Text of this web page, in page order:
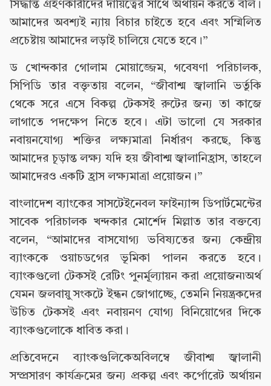
সিদ্ধান্ত গ্রহণকারীদের দায়িত্বের সাথে অর্থায়ন করতে বলি।
আমাদের অবশ্যই ন্যায় বিচার চাইতে হবে এবং সম্মিলিত
প্রচেষ্টায় আমাদের লড়াই চালিয়ে যেতে হবে।”
ড খোন্দকার গোলাম মোয়াজ্জেম, গবেষণা পরিচালক,
সিপিডি তার বক্তৃতায় বলেন, “জীবাশ্ম জ্বালানি ভর্তুকি
থেকে সরে এসে বিকল্প টেকসই রুটের জন্য তা কাজে
লাগাতে পদক্ষেপ নিতে হবে। এটা ভালো যে সরকার
নবায়নযোগ্য শক্তির লক্ষ্যমাত্রা নির্ধারণ করছে, কিন্তু
আমাদের চূড়ান্ত লক্ষ্য যদি হয় জীবাশ্ম জ্বালানিহ্রাস, তাহলে
আমাদেরও একটি হ্রাস লক্ষ্যমাত্রা প্রয়োজন।”
বাংলাদেশ ব্যাংকের সাসটেইনেবল ফাইন্যান্স ডিপার্টমেন্টের
সাবেক পরিচালক খন্দকার মোর্শেদ মিল্লাত তার বক্তব্যে
বলেন, “আমাদের বাসযোগ্য ভবিষ্যতের জন্য কেন্দ্রীয়
ব্যাংককে ওয়াচডগের ভূমিকা পালন করতে হবে।
ব্যাংকগুলো টেকসই রেটিং পুনর্মূল্যায়ন করা প্রয়োজন৷অর্থ
যেমন জলবায়ু সংকটে ইন্ধন জোগাচ্ছে, তেমনি নিয়ন্ত্রকদের
উচিত টেকসই এবং নবায়নণ যোগ্য বিনিয়োগের দিকে
ব্যাংকগুলোকে ধাবিত করা।
প্রতিবেদনে ব্যাংকগুলিকেঅবিলম্বে জীবাশ্ম জ্বালানী
সম্প্রসারণ কার্যক্রমের জন্য প্রকল্প এবং কর্পোরেট অর্থায়ন